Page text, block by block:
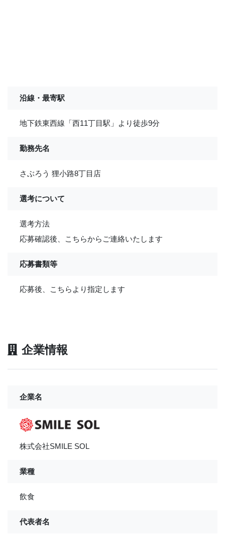
沿線・最寄駅
地下鉄東西線「西11丁目駅」より徒歩9分
勤務先名
さぶろう 狸小路8丁目店
選考について
選考方法
応募確認後、こちらからご連絡いたします
応募書類等
応募後、こちらより指定します
企業情報
企業名
株式会社SMILE SOL
業種
飲食
代表者名